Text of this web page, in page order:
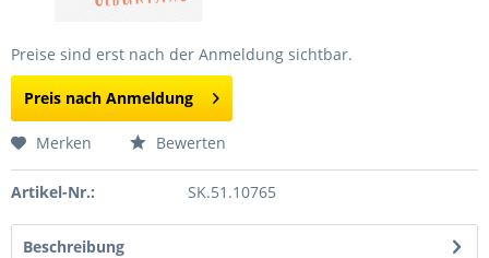
Preise sind erst nach der Anmeldung sichtbar.
Preis nach Anmeldung
Merken Bewerten
Artikel-Nr.: SK.51.10765
Beschreibung